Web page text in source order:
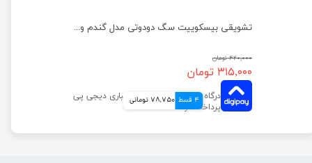
تشویقی بیسکوییت سگ دودوتی مدل گندم وزن 150 گرم
۴۲۰,۰۰۰ تومان
۳۱۵,۰۰۰ تومان
4 قسط 78,750 تومانی